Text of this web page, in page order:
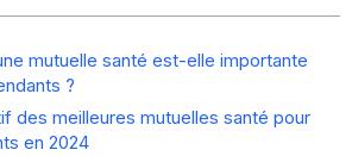
mutuelle santé est-elle importante
?
des meilleures mutuelles santé pour
en 2024